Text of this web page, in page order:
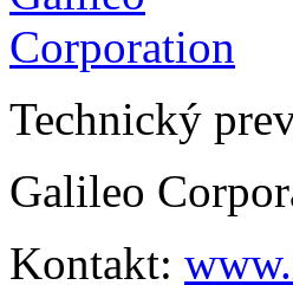
Technický
Galileo
Kontakt: